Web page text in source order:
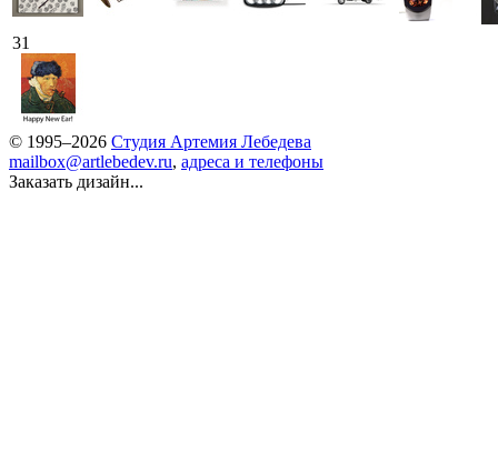
31
© 1995–2026 Студия Артемия Лебедева
mailbox@artlebedev.ru, адреса и телефоны
Заказать дизайн...